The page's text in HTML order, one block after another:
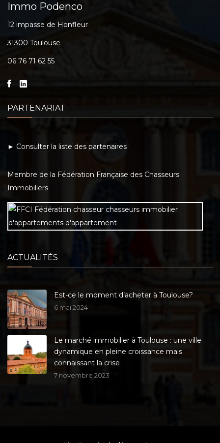
Immo Podenco
12 impasse de Honfleur
31300 Toulouse
06 76 71 62 55
PARTENARIAT
► Consulter la liste des partenaires
Membre de la Fédération Française des Chasseurs
Immobiliers
ACTUALITÉS
Est-ce le moment d’acheter à Toulouse?
6 mai 2024
Le marché immobilier à Toulouse : une ville
dynamique en pleine croissance mais
connaissant la crise
7 novembre 2023